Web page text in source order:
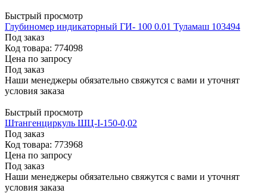
Быстрый просмотр
Глубиномер индикаторный ГИ- 100 0.01 Туламаш 103494
Под заказ
Код товара: 774098
Цена по запросу
Под заказ
Наши менеджеры обязательно свяжутся с вами и уточнят
условия заказа
Быстрый просмотр
Штангенциркуль ШЦ-I-150-0,02
Под заказ
Код товара: 773968
Цена по запросу
Под заказ
Наши менеджеры обязательно свяжутся с вами и уточнят
условия заказа